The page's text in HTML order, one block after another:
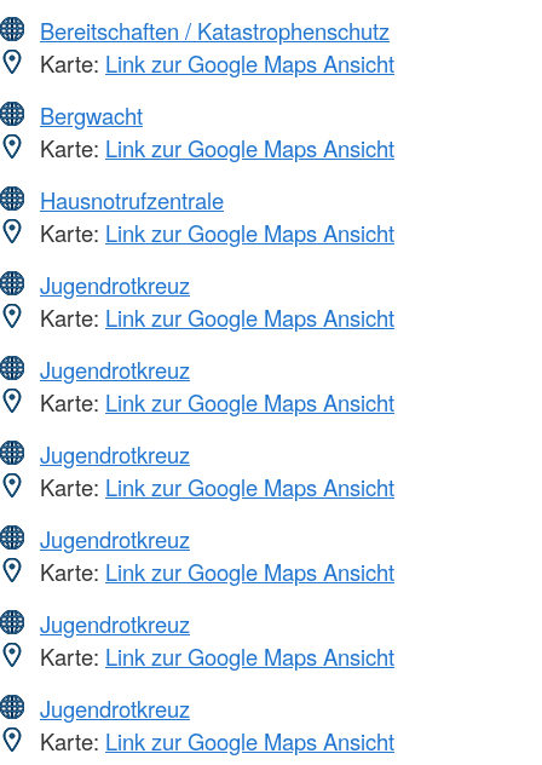
Bereitschaften / Katastrophenschutz
Karte: Link zur Google Maps Ansicht
Bergwacht
Karte: Link zur Google Maps Ansicht
Hausnotrufzentrale
Karte: Link zur Google Maps Ansicht
Jugendrotkreuz
Karte: Link zur Google Maps Ansicht
Jugendrotkreuz
Karte: Link zur Google Maps Ansicht
Jugendrotkreuz
Karte: Link zur Google Maps Ansicht
Jugendrotkreuz
Karte: Link zur Google Maps Ansicht
Jugendrotkreuz
Karte: Link zur Google Maps Ansicht
Jugendrotkreuz
Karte: Link zur Google Maps Ansicht